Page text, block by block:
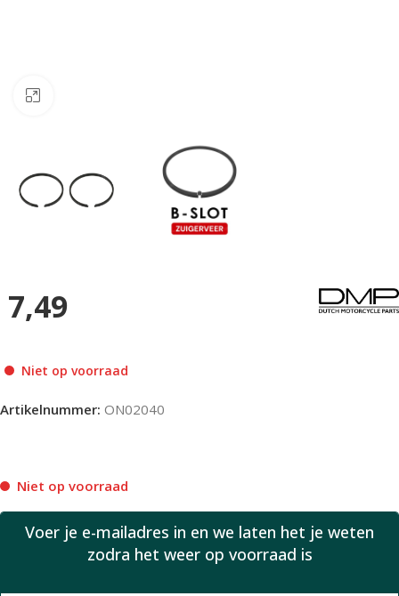
7,49
Niet op voorraad
Artikelnummer: ON02040
Niet op voorraad
Voer je e-mailadres in en we laten het je weten
zodra het weer op voorraad is